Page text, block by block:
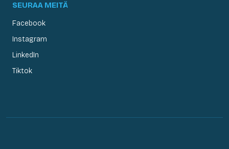
SEURAA MEITÄ
Facebook
Instagram
LinkedIn
Tiktok